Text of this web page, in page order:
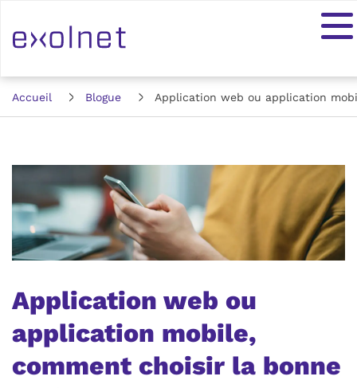
Accueil Blogue Application web ou application
Application web ou
application mobile,
comment choisir la bonne